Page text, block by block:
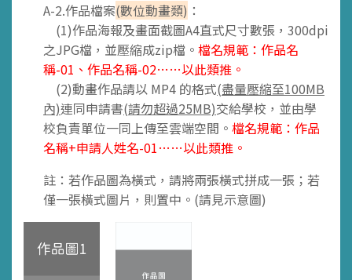
A-2.作品檔案(數位動畫類) ：
(1)作品海報及畫面截圖A4直式尺寸數張，300dpi
之JPG檔，並壓縮成zip檔。 檔名規範：作品名
稱-01、作品名稱-02……以此類推。
(2)動畫作品請以 MP4 的格式(盡量壓縮至100MB
內)連同申請書(請勿超過25MB)交給學校，並由學
校負責單位一同上傳至雲端空間。 檔名規範：作品
名稱+申請人姓名-01……以此類推。
註：若作品圖為橫式，請將兩張橫式拼成一張；若
僅一張橫式圖片，則置中 。(請見示意圖)